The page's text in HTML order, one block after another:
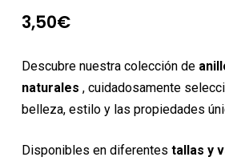
3,50€
Descubre nuestra colección de
naturales , cuidadosamente
belleza, estilo y las propiedades
Disponibles en diferentes tallas y